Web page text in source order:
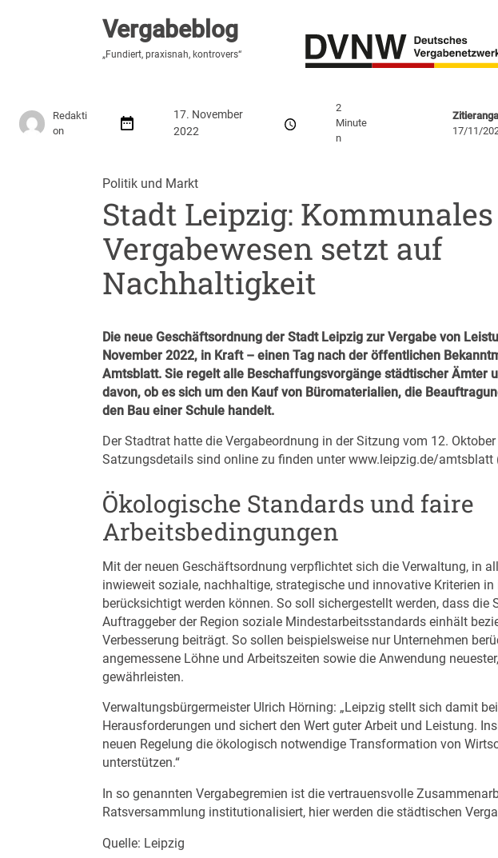
Vergabeblog
„Fundiert, praxisnah, kontrovers“
Vergabeblog
„Fundiert, praxisnah, kontrovers“
Redakti
on
17. November
2022
2
Minute
n
17/11/
Politik und Markt
Stadt Leipzig: Kommunales
Vergabewesen setzt auf
Nachhaltigkeit
Die neue Geschäftsordnung der Stadt Leipzig zur Vergabe von
November 2022, in Kraft – einen Tag nach der öffentlichen
Amtsblatt. Sie regelt alle Beschaffungsvorgänge städtischer Ämter
davon, ob es sich um den Kauf von Büromaterialien, die
den Bau einer Schule handelt.
Der Stadtrat hatte die Vergabeordnung in der Sitzung vom 12.
Satzungsdetails sind online zu finden unterwww.leipzig.de/amtsblatt
Ökologische Standards und faire
Arbeitsbedingungen
Mit der neuen Geschäftsordnung verpflichtet sich die Verwaltung, in
inwieweit soziale, nachhaltige, strategische und innovative Kriterien in
berücksichtigt werden können. So soll sichergestellt werden, dass die
Auftraggeber der Region soziale Mindestarbeitsstandards einhält
Verbesserung beiträgt. So sollen beispielsweise nur Unternehmen
angemessene Löhne und Arbeitszeiten sowie die Anwendung
gewährleisten.
Verwaltungsbürgermeister Ulrich Hörning: „Leipzig stellt sich damit
Herausforderungen und sichert den Wert guter Arbeit und Leistung.
neuen Regelung die ökologisch notwendige Transformation von
unterstützen.“
In so genannten Vergabegremien ist die vertrauensvolle
Ratsversammlung institutionalisiert, hier werden die städtischen
Quelle: Leipzig